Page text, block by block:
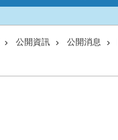
公開資訊 公開消息